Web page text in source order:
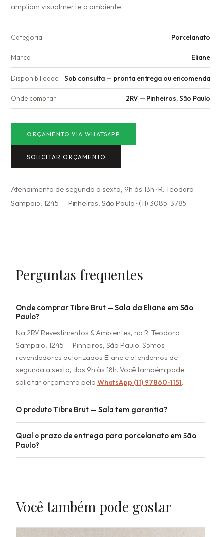
ampliam visualmente o ambiente.
Categoria Porcelanato
Marca Eliane
Disponibilidade Sob consulta — pronta entrega ou encomenda
Onde comprar 2RV — Pinheiros, São Paulo
ORÇAMENTO VIA WHATSAPP
SOLICITAR ORÇAMENTO
Atendimento de segunda a sexta, 9h às 18h · R. Teodoro
Sampaio, 1245 — Pinheiros, São Paulo · (11) 3085-3785
Perguntas frequentes
Onde comprar Tibre Brut — Sala da Eliane em São
Paulo?
Na 2RV Revestimentos & Ambientes, na R. Teodoro
Sampaio, 1245 — Pinheiros, São Paulo. Somos
revendedores autorizados Eliane e atendemos de
segunda a sexta, das 9h às 18h. Você também pode
solicitar orçamento pelo WhatsApp (11) 97860-1151.
O produto Tibre Brut — Sala tem garantia?
Qual o prazo de entrega para porcelanato em São
Paulo?
Você também pode gostar